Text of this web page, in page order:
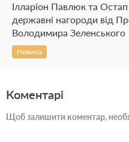
Ілларіон Павлюк та
державні нагороди від
Володимира Зеленського
Новина
Коментарі
Щоб залишити коментар,